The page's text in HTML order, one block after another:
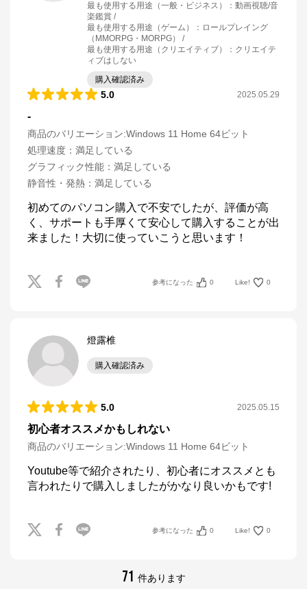
最も使用する用途（一般・ビジネス）
： 動画視聴/音
楽鑑賞
最も使用する用途（ゲーム）
： ロールプレイング
（MMORPG・MORPG）
最も使用する用途（クリエイティブ）
： クリエイテ
ィブはしない
購入確認済み
5.0 2025.05.29
-
商品のバリエーション:Windows 11 Home 64ビット
処理速度 ： 満足している
グラフィック性能 ： 満足している
静音性・発熱 ： 満足している
初めてのパソコン購入で不安でしたが、評価が高
く、サポートも手厚くて安心して購入することが出
来ました！大切に使っていこうと思います！
参考になった 0 Like! 0
燈露椎
購入確認済み
5.0 2025.05.15
初心者オススメかもしれない
商品のバリエーション:Windows 11 Home 64ビット
Youtube等で紹介されたり、初心者にオススメとも
言われたりで購入しましたがかなり良いかもです!
参考になった 0 Like! 0
71 件あります